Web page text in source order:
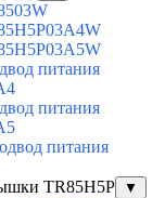
питания
питания
питания
TR85H5P
▼